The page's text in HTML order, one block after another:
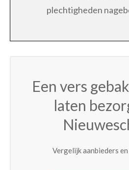
plechtigheden
Een vers
laten
Vergelijk aanbieders